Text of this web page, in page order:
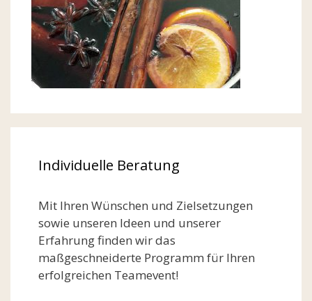
Individuelle Beratung
Mit Ihren Wünschen und Zielsetzungen
sowie unseren Ideen und unserer
Erfahrung finden wir das
maßgeschneiderte Programm für Ihren
erfolgreichen Teamevent!